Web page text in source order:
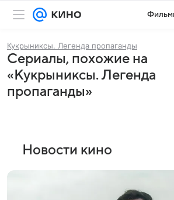
Кукрыниксы. Легенда пропаганды
Сериалы, похожие на
«Кукрыниксы. Легенда
пропаганды»
Новости кино